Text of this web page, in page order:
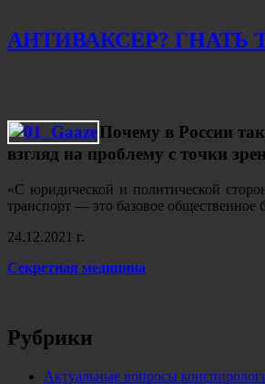
АНТИВАКСЕР? ГНАТЬ
Почему в России
взгляд на проблему с точки
«С юридической и политической
транспорт — это базовое общественное
24.12.2021 г.
Секретная медицина
Рубрики
Актуальные вопросы